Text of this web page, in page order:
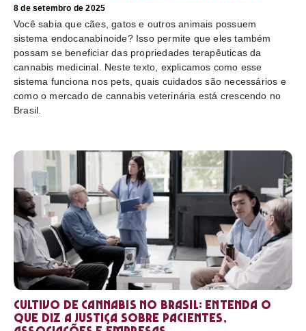
8 de setembro de 2025
Você sabia que cães, gatos e outros animais possuem
sistema endocanabinoide? Isso permite que eles também
possam se beneficiar das propriedades terapêuticas da
cannabis medicinal. Neste texto, explicamos como esse
sistema funciona nos pets, quais cuidados são necessários e
como o mercado de cannabis veterinária está crescendo no
Brasil.
Cultivo de cannabis no Brasil: entenda o
que diz a Justiça sobre pacientes,